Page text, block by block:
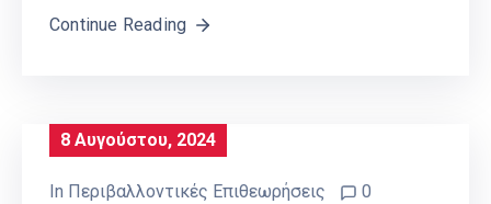
Continue Reading
8 Αυγούστου, 2024
In Περιβαλλοντικές Επιθεωρήσεις 0